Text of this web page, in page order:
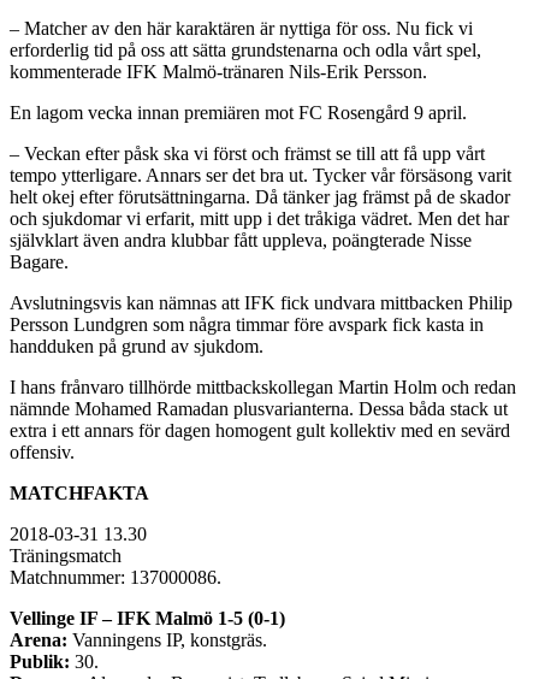
– Matcher av den här karaktären är nyttiga för oss. Nu fick vi
erforderlig tid på oss att sätta grundstenarna och odla vårt spel,
kommenterade IFK Malmö-tränaren Nils-Erik Persson.
En lagom vecka innan premiären mot FC Rosengård 9 april.
– Veckan efter påsk ska vi först och främst se till att få upp vårt
tempo ytterligare. Annars ser det bra ut. Tycker vår försäsong varit
helt okej efter förutsättningarna. Då tänker jag främst på de skador
och sjukdomar vi erfarit, mitt upp i det tråkiga vädret. Men det har
självklart även andra klubbar fått uppleva, poängterade Nisse
Bagare.
Avslutningsvis kan nämnas att IFK fick undvara mittbacken Philip
Persson Lundgren som några timmar före avspark fick kasta in
handduken på grund av sjukdom.
I hans frånvaro tillhörde mittbackskollegan Martin Holm och redan
nämnde Mohamed Ramadan plusvarianterna. Dessa båda stack ut
extra i ett annars för dagen homogent gult kollektiv med en sevärd
offensiv.
MATCHFAKTA
2018-03-31 13.30
Träningsmatch
Matchnummer: 137000086.
Vellinge IF – IFK Malmö 1-5 (0-1)
Arena: Vanningens IP, konstgräs.
Publik: 30.